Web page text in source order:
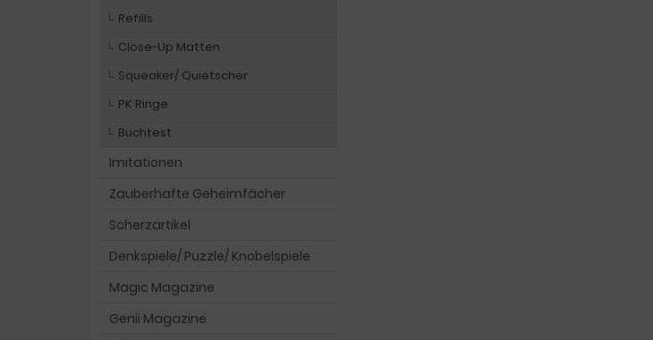
Refills
Close-Up Matten
Squeaker/ Quietscher
PK Ringe
Buchtest
Imitationen
Zauberhafte Geheimfächer
Scherzartikel
Denkspiele/ Puzzle/ Knobelspiele
Magic Magazine
Genii Magazine